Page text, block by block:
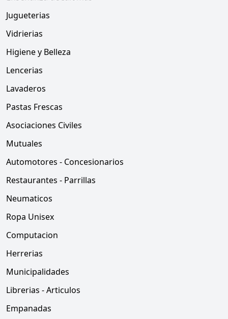
Jugueterias
Vidrierias
Higiene y Belleza
Lencerias
Lavaderos
Pastas Frescas
Asociaciones Civiles
Mutuales
Automotores - Concesionarios
Restaurantes - Parrillas
Neumaticos
Ropa Unisex
Computacion
Herrerias
Municipalidades
Librerias - Articulos
Empanadas